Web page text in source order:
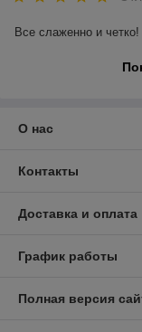
Все слаженно и четко!
О нас
Контакты
Доставка и оплата
График работы
Полная версия